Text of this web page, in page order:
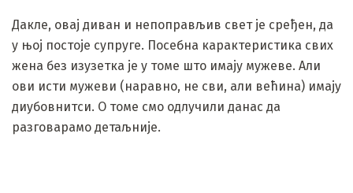
Дакле, овај диван и непоправљив свет је сређен, да
у њој постоје супруге. Посебна карактеристика свих
жена без изузетка је у томе што имају мужеве. Али
ови исти мужеви (наравно, не сви, али већина) имају
диубовнитси. О томе смо одлучили данас да
разговарамо детаљније.